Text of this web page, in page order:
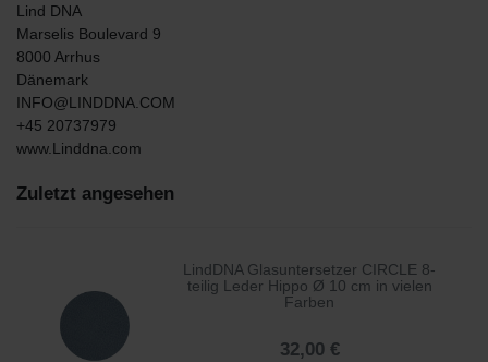
Lind DNA
Marselis Boulevard 9
8000 Arrhus
Dänemark
INFO@LINDDNA.COM
+45 20737979
www.Linddna.com
Zuletzt angesehen
LindDNA Glasuntersetzer CIRCLE 8-
teilig Leder Hippo Ø 10 cm in vielen
Farben
32,00 €